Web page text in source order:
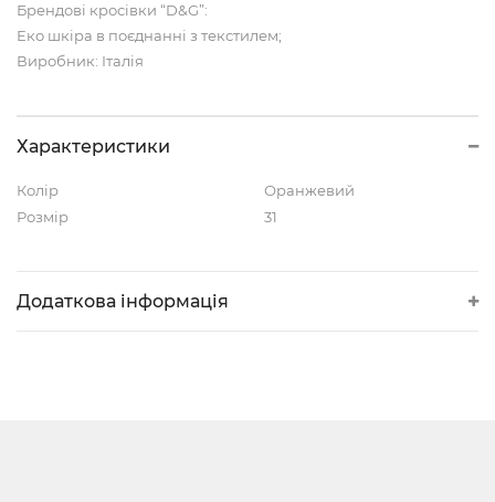
Брендові кросівки “D&G”:
Еко шкіра в поєднанні з текстилем;
Виробник: Італія
Характеристики
Колір
Оранжевий
Розмір
31
Додаткова інформація